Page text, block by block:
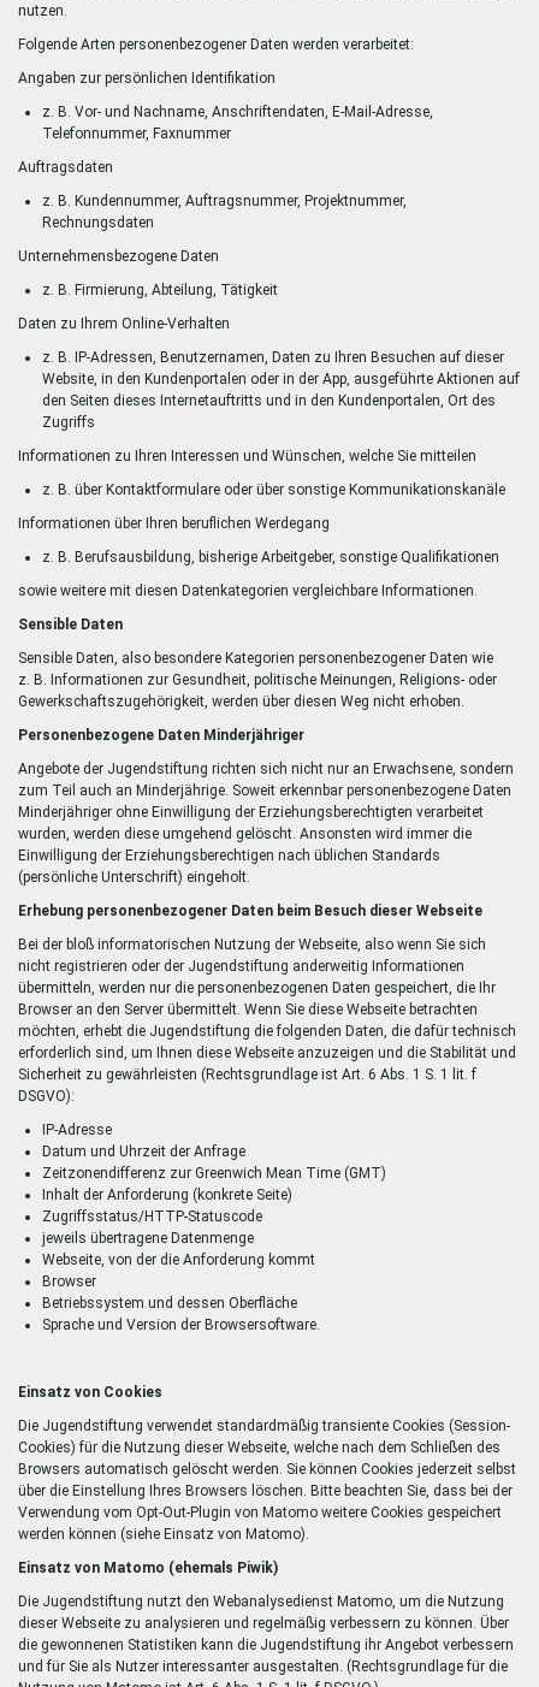
nutzen.
Folgende Arten personenbezogener Daten werden verarbeitet:
Angaben zur persönlichen Identifikation
z. B. Vor- und Nachname, Anschriftendaten, E-Mail-Adresse,
Telefonnummer, Faxnummer
Auftragsdaten
z. B. Kundennummer, Auftragsnummer, Projektnummer,
Rechnungsdaten
Unternehmensbezogene Daten
z. B. Firmierung, Abteilung, Tätigkeit
Daten zu Ihrem Online-Verhalten
z. B. IP-Adressen, Benutzernamen, Daten zu Ihren Besuchen auf dieser
Website, in den Kundenportalen oder in der App, ausgeführte Aktionen auf
den Seiten dieses Internetauftritts und in den Kundenportalen, Ort des
Zugriffs
Informationen zu Ihren Interessen und Wünschen, welche Sie mitteilen
z. B. über Kontaktformulare oder über sonstige Kommunikationskanäle
Informationen über Ihren beruflichen Werdegang
z. B. Berufsausbildung, bisherige Arbeitgeber, sonstige Qualifikationen
sowie weitere mit diesen Datenkategorien vergleichbare Informationen.
Sensible Daten
Sensible Daten, also besondere Kategorien personenbezogener Daten wie
z. B. Informationen zur Gesundheit, politische Meinungen, Religions- oder
Gewerkschaftszugehörigkeit, werden über diesen Weg nicht erhoben.
Personenbezogene Daten Minderjähriger
Angebote der Jugendstiftung richten sich nicht nur an Erwachsene, sondern
zum Teil auch an Minderjährige. Soweit erkennbar personenbezogene Daten
Minderjähriger ohne Einwilligung der Erziehungsberechtigten verarbeitet
wurden, werden diese umgehend gelöscht. Ansonsten wird immer die
Einwilligung der Erziehungsberechtigen nach üblichen Standards
(persönliche Unterschrift) eingeholt.
Erhebung personenbezogener Daten beim Besuch dieser Webseite
Bei der bloß informatorischen Nutzung der Webseite, also wenn Sie sich
nicht registrieren oder der Jugendstiftung anderweitig Informationen
übermitteln, werden nur die personenbezogenen Daten gespeichert, die Ihr
Browser an den Server übermittelt. Wenn Sie diese Webseite betrachten
möchten, erhebt die Jugendstiftung die folgenden Daten, die dafür technisch
erforderlich sind, um Ihnen diese Webseite anzuzeigen und die Stabilität und
Sicherheit zu gewährleisten (Rechtsgrundlage ist Art. 6 Abs. 1 S. 1 lit. f
DSGVO):
IP-Adresse
Datum und Uhrzeit der Anfrage
Zeitzonendifferenz zur Greenwich Mean Time (GMT)
Inhalt der Anforderung (konkrete Seite)
Zugriffsstatus/HTTP-Statuscode
jeweils übertragene Datenmenge
Webseite, von der die Anforderung kommt
Browser
Betriebssystem und dessen Oberfläche
Sprache und Version der Browsersoftware.
Einsatz von Cookies
Die Jugendstiftung verwendet standardmäßig transiente Cookies (Session-
Cookies) für die Nutzung dieser Webseite, welche nach dem Schließen des
Browsers automatisch gelöscht werden. Sie können Cookies jederzeit selbst
über die Einstellung Ihres Browsers löschen. Bitte beachten Sie, dass bei der
Verwendung vom Opt-Out-Plugin von Matomo weitere Cookies gespeichert
werden können (siehe Einsatz von Matomo).
Einsatz von Matomo (ehemals Piwik)
Die Jugendstiftung nutzt den Webanalysedienst Matomo, um die Nutzung
dieser Webseite zu analysieren und regelmäßig verbessern zu können. Über
die gewonnenen Statistiken kann die Jugendstiftung ihr Angebot verbessern
und für Sie als Nutzer interessanter ausgestalten. (Rechtsgrundlage für die